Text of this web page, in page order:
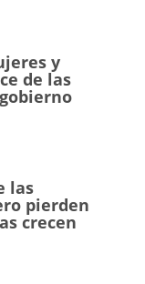
y
de las
las
pierden
crecen